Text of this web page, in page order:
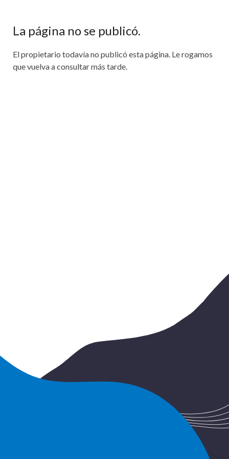
La página no se publicó.
El propietario todavía no publicó esta página. Le rogamos
que vuelva a consultar más tarde.